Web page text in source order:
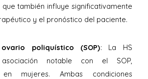
que también influye significativamente
y el pronóstico del paciente.
poliquístico (SOP): La HS
notable con el SOP,
en mujeres. Ambas condiciones